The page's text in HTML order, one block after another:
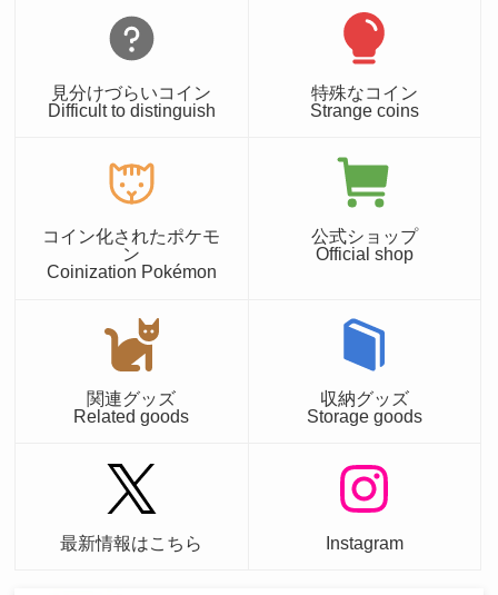
見分けづらいコイン
Difficult to distinguish
特殊なコイン
Strange coins
コイン化されたポケモ
ン
Coinization Pokémon
公式ショップ
Official shop
関連グッズ
Related goods
収納グッズ
Storage goods
最新情報はこちら Instagram